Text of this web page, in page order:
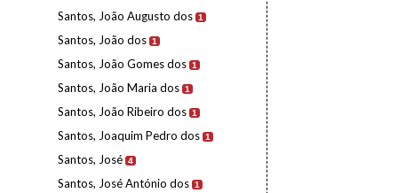
Santos, João Augusto dos 1
Santos, João dos 1
Santos, João Gomes dos 1
Santos, João Maria dos 1
Santos, João Ribeiro dos 1
Santos, Joaquim Pedro dos 1
Santos, José 4
Santos, José António dos 1